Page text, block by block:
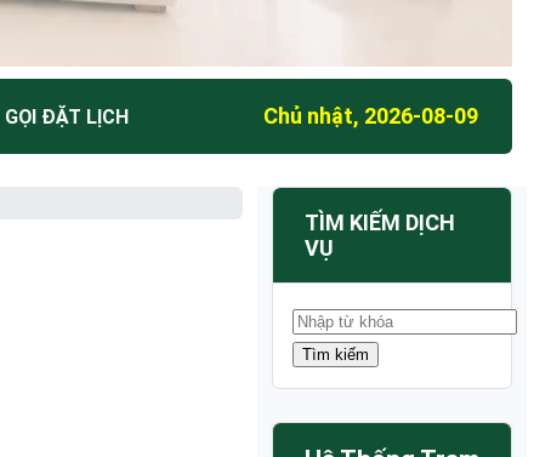
GỌI ĐẶT LỊCH Chủ nhật, 2026-08-09
TÌM KIẾM DỊCH
VỤ